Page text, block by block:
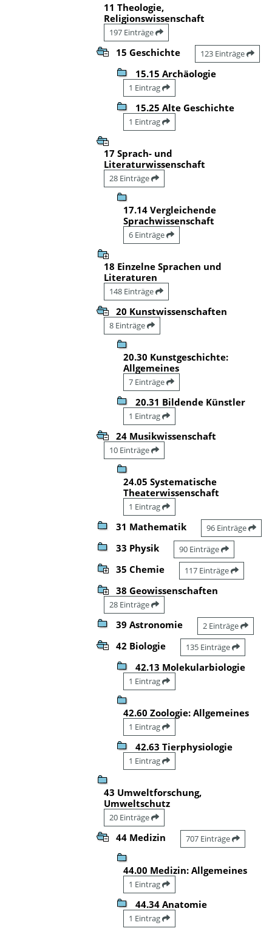
11 Theologie,
Religionswissenschaft
197 Einträge
15 Geschichte 123 Einträge
15.15 Archäologie
1 Eintrag
15.25 Alte Geschichte
1 Eintrag
17 Sprach- und
Literaturwissenschaft
28 Einträge
17.14 Vergleichende
Sprachwissenschaft
6 Einträge
18 Einzelne Sprachen und
Literaturen
148 Einträge
20 Kunstwissenschaften
8 Einträge
20.30 Kunstgeschichte:
Allgemeines
7 Einträge
20.31 Bildende Künstler
1 Eintrag
24 Musikwissenschaft
10 Einträge
24.05 Systematische
Theaterwissenschaft
1 Eintrag
31 Mathematik 96 Einträge
33 Physik 90 Einträge
35 Chemie 117 Einträge
38 Geowissenschaften
28 Einträge
39 Astronomie 2 Einträge
42 Biologie 135 Einträge
42.13 Molekularbiologie
1 Eintrag
42.60 Zoologie: Allgemeines
1 Eintrag
42.63 Tierphysiologie
1 Eintrag
43 Umweltforschung,
Umweltschutz
20 Einträge
44 Medizin 707 Einträge
44.00 Medizin: Allgemeines
1 Eintrag
44.34 Anatomie
1 Eintrag